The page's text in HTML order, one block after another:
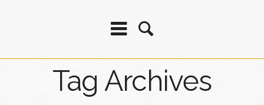
Tag Archives